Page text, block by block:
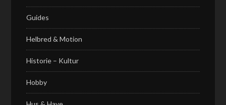
Guides
Helbred & Motion
Historie – Kultur
Hobby